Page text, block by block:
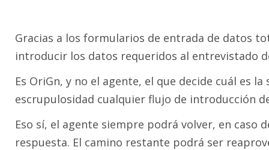
Gracias a los formularios de entrada de datos
introducir los datos requeridos al entrevistado
Es OriGn, y no el agente, el que decide cuál es
escrupulosidad cualquier flujo de introducción
Eso sí, el agente siempre podrá volver, en
respuesta. El camino restante podrá ser